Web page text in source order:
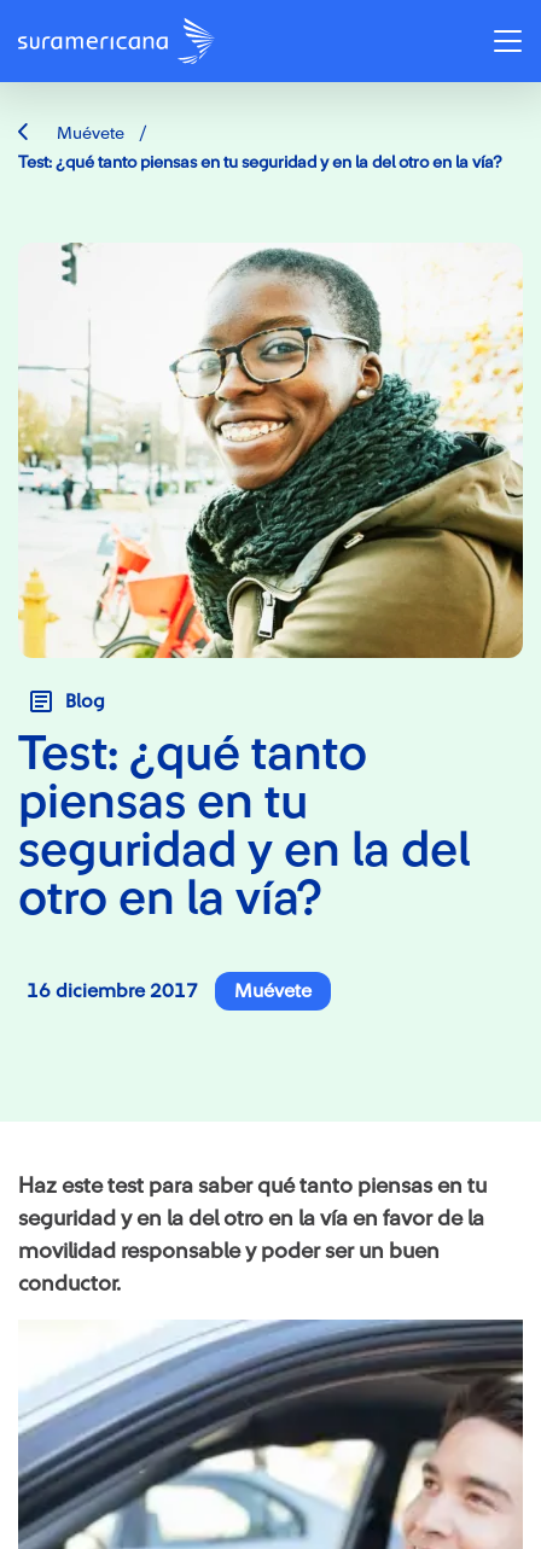
Muévete /
Test: ¿qué tanto piensas en tu seguridad y en la del otro en la vía?
Blog
Test: ¿qué tanto
piensas en tu
seguridad y en la del
otro en la vía?
16 diciembre 2017 Muévete
Haz este test para saber qué tanto piensas en tu
seguridad y en la del otro en la vía en favor de la
movilidad responsable y poder ser un buen
conductor.